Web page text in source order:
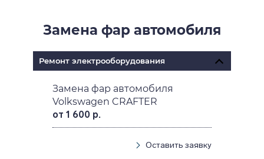
Замена фар автомобиля
Ремонт электрооборудования
Замена фар автомобиля
Volkswagen CRAFTER
от 1 600 р.
Оставить заявку